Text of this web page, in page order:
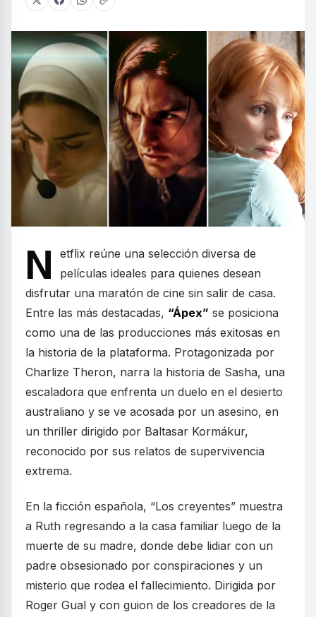
N
etflix reúne una selección diversa de
películas ideales para quienes desean
disfrutar una maratón de cine sin salir de casa.
Entre las más destacadas, “Ápex” se posiciona
como una de las producciones más exitosas en
la historia de la plataforma. Protagonizada por
Charlize Theron, narra la historia de Sasha, una
escaladora que enfrenta un duelo en el desierto
australiano y se ve acosada por un asesino, en
un thriller dirigido por Baltasar Kormákur,
reconocido por sus relatos de supervivencia
extrema.
En la ficción española, “Los creyentes” muestra
a Ruth regresando a la casa familiar luego de la
muerte de su madre, donde debe lidiar con un
padre obsesionado por conspiraciones y un
misterio que rodea el fallecimiento. Dirigida por
Roger Gual y con guion de los creadores de la